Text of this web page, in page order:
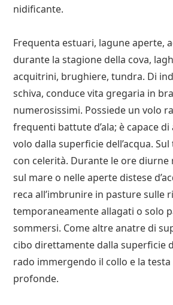
nidificante.
Frequenta estuari, lagune aperte,
durante la stagione della cova,
acquitrini, brughiere, tundra. Di
schiva, conduce vita gregaria in
numerosissimi. Possiede un volo
frequenti battute d’ala; è capace
volo dalla superficie dell’acqua.
con celerità. Durante le ore
sul mare o nelle aperte distese
reca all’imbrunire in pasture sulle
temporaneamente allagati o solo
sommersi. Come altre anatre di
cibo direttamente dalla superficie
rado immergendo il collo e la
profonde.